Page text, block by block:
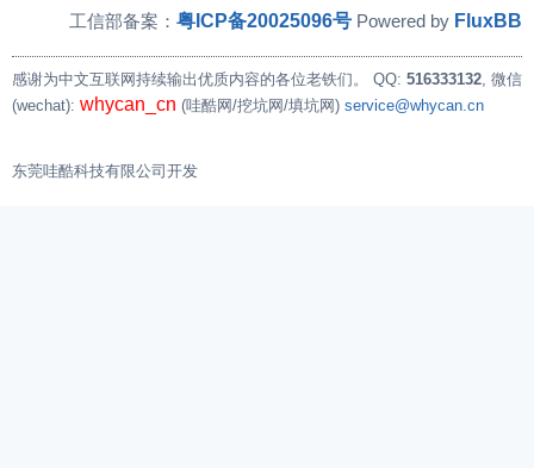
工信部备案： 粤ICP备20025096号 Powered by FluxBB
感谢为中文互联网持续输出优质内容的各位老铁们。 QQ: 516333132, 微信
(wechat): whycan_cn (哇酷网/挖坑网/填坑网) service@whycan.cn
东莞哇酷科技有限公司开发